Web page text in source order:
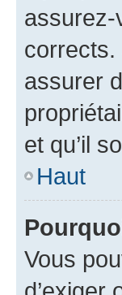
assurez-
corrects.
assurer
et qu’il
Haut
Vous